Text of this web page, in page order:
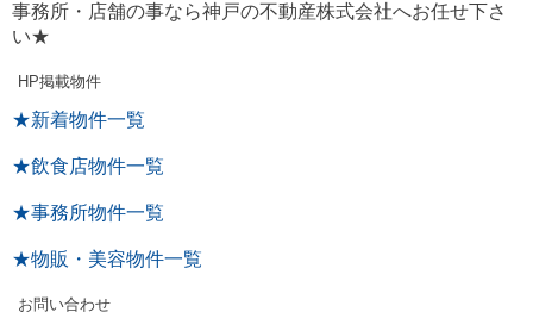
事務所・店舗の事なら神戸の不動産株式会社へお任せ下さ
い★
HP掲載物件
★新着物件一覧
★飲食店物件一覧
★事務所物件一覧
★物販・美容物件一覧
お問い合わせ